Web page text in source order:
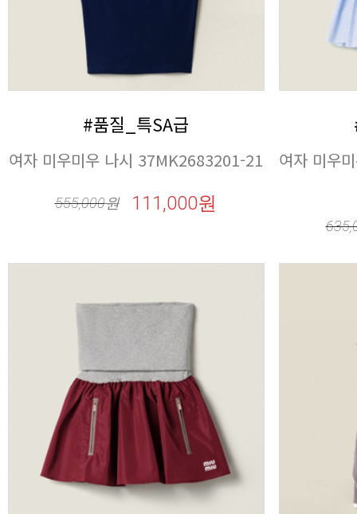
#품질_특SA급
여자 미우미우 나시 37MK2683201-21
555,000원 111,000원